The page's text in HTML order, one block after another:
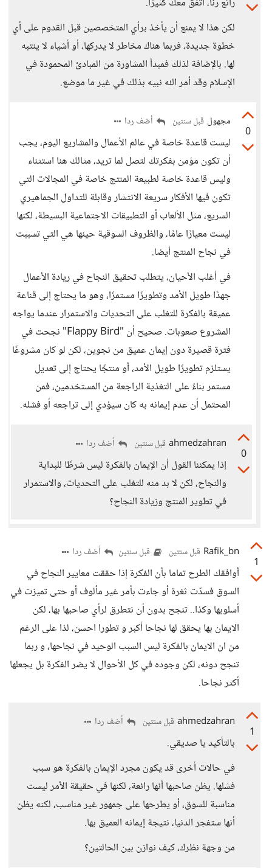
لكن هذا لا يمنع أن يأخذ برأي المتخصصين قبل القدوم على أي
خطوة جديدة، فربما هناك مخاطر لا يدركها، أو أشياء لا ينتبه
لها. بالإضافة لذلك فمبدأ المشاورة من المبادئ المحمودة في
الإسلام وقد أمر الله نبيه بذلك في غير ما موضع.
0
مجهول قبل سنتين أضف ردا
ليست قاعدة خاصة في عالم الأعمال والمشاريع اليوم، يجب
أن تكون مؤمن بفكرتك لتصل لما تريد، مثالك هنا استثناء
وليس قاعدة خاصة لطبيعة المنتج خاصة في المجالات التي
تكون فيها الأفكار سريعة الانتشار وقابلة للتداول الجماهيري
السريع، مثل الألعاب أو التطبيقات الاجتماعية البسيطة، لكنها
ليست معيارًا عامًا، والظروف السوقية حينها هي التي تسببت
في نجاح المنتج أيضا.
في أغلب الأحيان، يتطلب تحقيق النجاح في ريادة الأعمال
جهدًا طويل الأمد وتطويرًا مستمرًا، وهو ما يحتاج إلى قناعة
عميقة بالفكرة للتغلب على التحديات والاستمرار عندما يواجه
المشروع صعوبات. صحيح أن "Flappy Bird" نجحت في
فترة قصيرة دون إيمان عميق من نجوين، لكن لو كان مشروعًا
يستلزم تطويرًا طويل الأمد، أو منتجًا يحتاج إلى تعديل
مستمر بناءً على التغذية الراجعة من المستخدمين، فمن
المحتمل أن عدم إيمانه به كان سيؤدي إلى تراجعه أو فشله.
0
ahmedzahran قبل سنتين أضف ردا
إذا يمكننا القول أن الإيمان بالفكرة ليس شرطًا للبداية
والنجاح، لكن لا بد منه للتغلب على التحديات، والاستمرار
في تطوير المنتج وزيادة النجاح؟
1
Rafik_bn قبل سنتين قبل سنتين أضف ردا
أوافقك الطرح تماما بأن الفكرة إذا حققت معايير النجاح في
السوق فسدّت ثغرة أو جاءت بأمر غير مألوف أو حتى تميزت في
أسلوبها وكذا.. تنجح بدون أن نتطرق لرأي صاحبها بها، لكن
الايمان بها يحقق لها نجاحا أكبر و تطورا احسن، لذا على الرغم
من ان الايمان بالفكرة ليس السبب الوحيد في نجاحها، و ربما
تنجح دونه، لكن وجوده في كل الأحوال لا يضر الفكرة بل يجعلها
أكثر نجاحا.
1
ahmedzahran قبل سنتين أضف ردا
بالتأكيد يا صديقي.
في حالات أخرى قد يكون مجرد الإيمان بالفكرة هو سبب
فشلها. يظن صاحبها أنها رائعة، لكنها في حقيقة الأمر ليست
مناسبة للسوق، أو يطرحها على جمهور غير مناسب، لكنه يظن
أنها ستفجر الدنيا، نتيجة إيمانه العميق بها.
من وجهة نظرك، كيف نوازن بين الحالتين؟